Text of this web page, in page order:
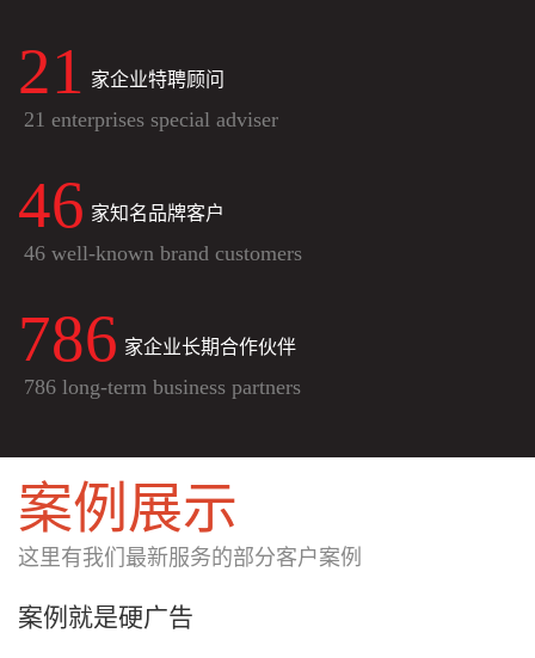
21 家企业特聘顾问
21 enterprises special adviser
46 家知名品牌客户
46 well-known brand customers
786 家企业长期合作伙伴
786 long-term business partners
案例展示
这里有我们最新服务的部分客户案例
案例就是硬广告